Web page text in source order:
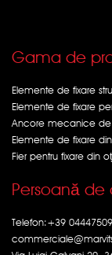
Gama de
Elemente de fixare
Elemente de fixare
Ancore mecanice
Elemente de fixare
Fier pentru fixare din
Persoană
Telefon:+39